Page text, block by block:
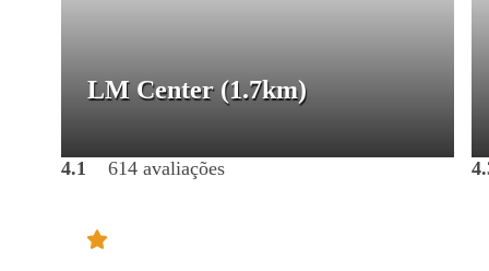
LM Center (1.7km)
4.1 614 avaliações